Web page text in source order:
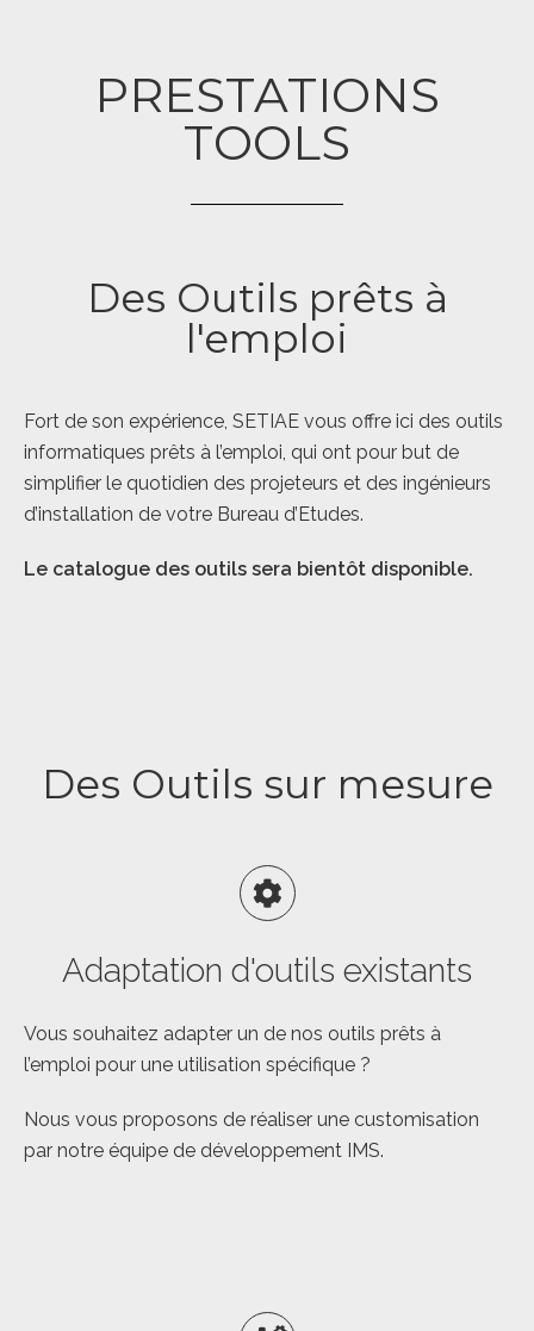
PRESTATIONS
TOOLS
Des Outils prêts à
l'emploi
Fort de son expérience, SETIAE vous offre ici des outils
informatiques prêts à l’emploi, qui ont pour but de
simplifier le quotidien des projeteurs et des ingénieurs
d’installation de votre Bureau d’Etudes.
Le catalogue des outils sera bientôt disponible.
Des Outils sur mesure
Adaptation d'outils existants
Vous souhaitez adapter un de nos outils prêts à
l’emploi pour une utilisation spécifique ?
Nous vous proposons de réaliser une customisation
par notre équipe de développement IMS.